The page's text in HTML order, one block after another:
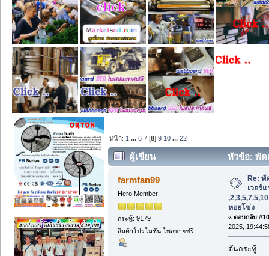
หน้า: 1 ...6 7 [8]9 10 ...22
ผู้เขียน
หัวข้อ: พัด
,2,3,5,7.5,10 15 20 hp พัดลมหอยโข่ง (
farmfan99
Hero Member
กระทู้: 9179
สินค้าโปรโมชั่น โพสขายฟรี
Re: พั
เวอร์
หอยโข่ง
« ตอบกลับ
2025,
ดันกระทู้